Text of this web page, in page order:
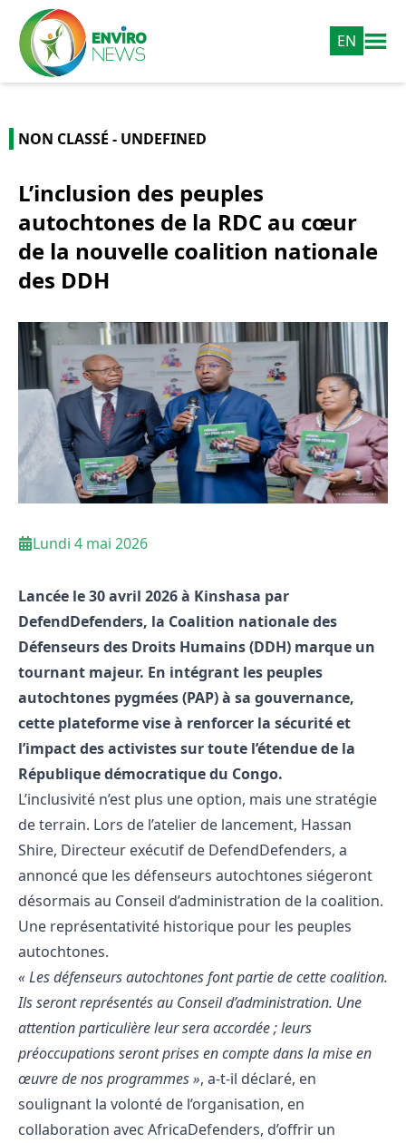
EN
NON CLASSÉ - UNDEFINED
L’inclusion des peuples
autochtones de la RDC au cœur
de la nouvelle coalition nationale
des DDH
Lundi 4 mai 2026
Lancée le 30 avril 2026 à Kinshasa par
DefendDefenders, la Coalition nationale des
Défenseurs des Droits Humains (DDH) marque un
tournant majeur. En intégrant les peuples
autochtones pygmées (PAP) à sa gouvernance,
cette plateforme vise à renforcer la sécurité et
l’impact des activistes sur toute l’étendue de la
République démocratique du Congo.
L’inclusivité n’est plus une option, mais une stratégie
de terrain. Lors de l’atelier de lancement, Hassan
Shire, Directeur exécutif de DefendDefenders, a
annoncé que les défenseurs autochtones siégeront
désormais au Conseil d’administration de la coalition.
Une représentativité historique pour les peuples
autochtones.
« Les défenseurs autochtones font partie de cette coalition.
Ils seront représentés au Conseil d’administration. Une
attention particulière leur sera accordée ; leurs
préoccupations seront prises en compte dans la mise en
œuvre de nos programmes », a-t-il déclaré, en
soulignant la volonté de l’organisation, en
collaboration avec AfricaDefenders, d’offrir un